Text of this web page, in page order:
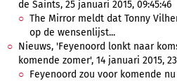
de Saints, 25 januari 2015, 09:45:46
The Mirror meldt dat Tonny
op de wensenlijst...
Nieuws, 'Feyenoord lonkt naar
komende zomer', 14 januari 2015,
Feyenoord zou voor komende